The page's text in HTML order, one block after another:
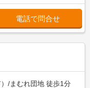
電話で問合せ
/まむれ団地 徒歩1分